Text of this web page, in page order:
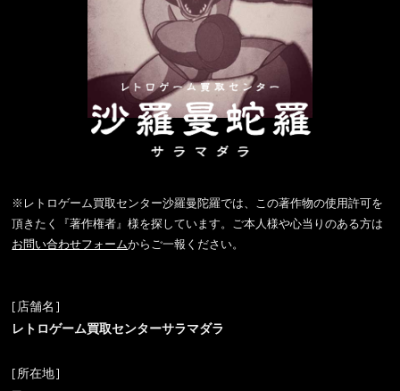
※レトロゲーム買取センター沙羅曼陀羅では、この著作物の使用許可を
頂きたく『著作権者』様を探しています。ご本人様や心当りのある方は
お問い合わせフォームからご一報ください。
[店舗名]
レトロゲーム買取センターサラマダラ
[所在地]